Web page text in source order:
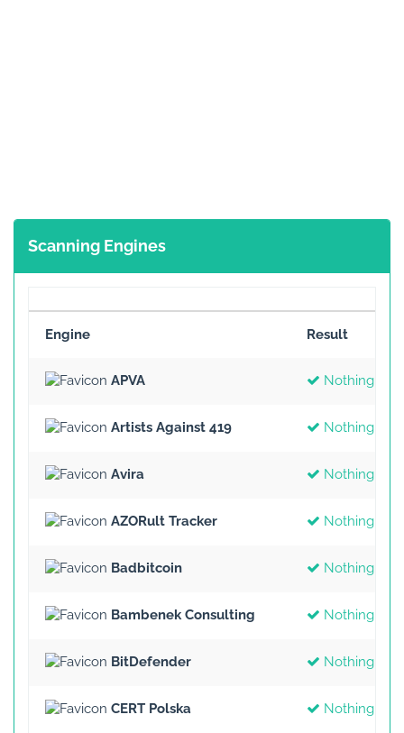
Scanning Engines
Engine Result
APVA Nothing
Artists Against 419 Nothing
Avira Nothing
AZORult Tracker Nothing
Badbitcoin Nothing
Bambenek Consulting Nothing
BitDefender Nothing
CERT Polska Nothing